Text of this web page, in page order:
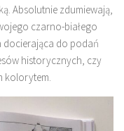
Absolutnie zdumiewają,
czarno-białego
docierająca do podań
historycznych, czy
kolorytem.